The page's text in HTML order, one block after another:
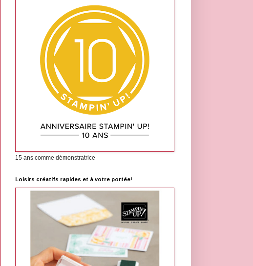
15 ans comme démonstratrice
Loisirs créatifs rapides et à votre portée!